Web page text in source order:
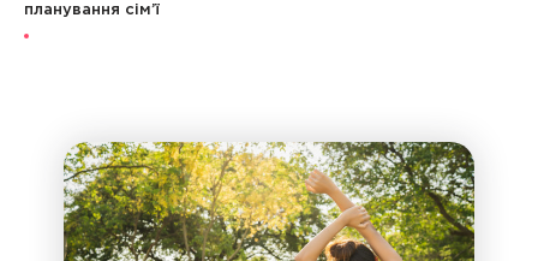
планування сім’ї